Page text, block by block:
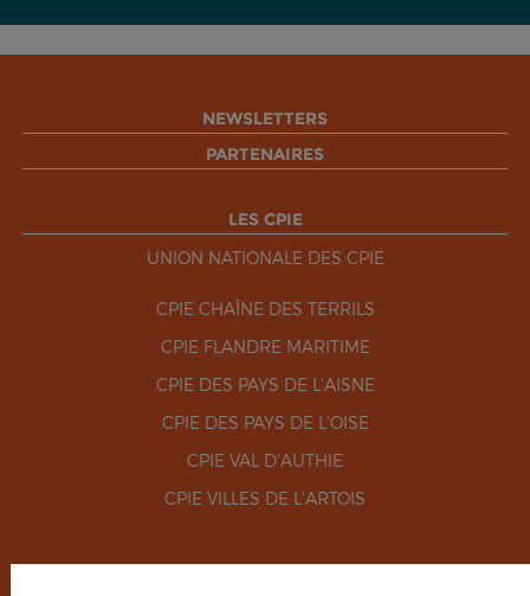
NEWSLETTERS
PARTENAIRES
LES CPIE
UNION NATIONALE DES CPIE
CPIE CHAÎNE DES TERRILS
CPIE FLANDRE MARITIME
CPIE DES PAYS DE L'AISNE
CPIE DES PAYS DE L'OISE
CPIE VAL D'AUTHIE
CPIE VILLES DE L'ARTOIS